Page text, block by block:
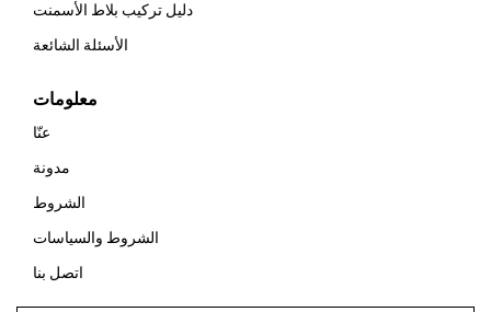
دليل تركيب بلاط الأسمنت
الأسئلة الشائعة
معلومات
عنّا
مدونة
الشروط
الشروط والسياسات
اتصل بنا